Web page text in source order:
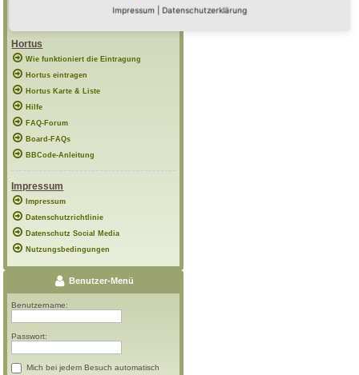
Hortus
Wie funktioniert die Eintragung
Hortus eintragen
Hortus Karte & Liste
Hilfe
FAQ-Forum
Board-FAQs
BBCode-Anleitung
Impressum
Impressum
Datenschutzrichtlinie
Datenschutz Social Media
Nutzungsbedingungen
Benutzer-Menü
Benutzername:
Passwort:
Mich bei jedem Besuch automatisch
Impressum Datenschutzerklärung